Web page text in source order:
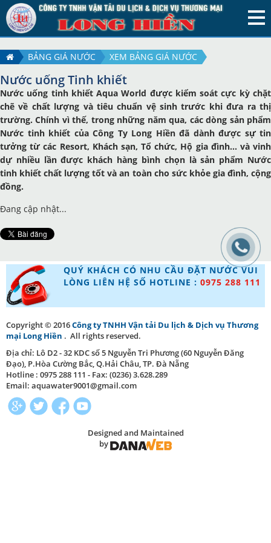
BẢNG GIÁ NƯỚC XEM BẢNG GIÁ NƯỚC
Nước uống Tinh khiết
Nước uống tinh khiết Aqua World được kiểm soát cực kỳ chặt
chẽ về chất lượng và tiêu chuẩn vệ sinh trước khi đưa ra thị
trường. Chính vì thế, trong những năm qua, các dòng sản phẩm
Nước tinh khiết của Công Ty Long Hiền đã dành được sự tin
tưởng từ các Resort, Khách sạn, Tổ chức, Hộ gia đình... và vinh
dự nhiều lần được khách hàng bình chọn là sản phẩm Nước
tinh khiết chất lượng tốt và an toàn cho sức khỏe gia đình, cộng
đồng.
Đang cập nhật...
QUÝ KHÁCH CÓ NHU CẦU ĐẶT NƯỚC VUI
LÒNG LIÊN HỆ SỐ HOTLINE : 0975 288 111
Copyright © 2016Công ty TNHH Vận tải Du lịch & Dịch vụ Thương
mại Long Hiền . All rights reserved.
Địa chỉ: Lô D2 - 32 KDC số 5 Nguyễn Tri Phương (60 Nguyễn Đăng
Đạo), P.Hòa Cường Bắc, Q.Hải Châu, TP. Đà Nẵng
Hotline : 0975 288 111 - Fax: (0236) 3.628.289
Email: aquawater9001@gmail.com
Designed and Maintained
by